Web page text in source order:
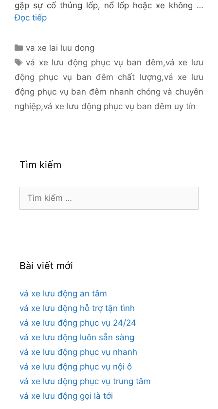
gặp sự cố thủng lốp, nổ lốp hoặc xe không …
Đọc tiếp
Danh
mục
va xe lai luu dong
Thẻ
vá xe lưu động phục vụ ban đêm,vá xe lưu
động phục vụ ban đêm chất lượng,vá xe lưu
động phục vụ ban đêm nhanh chóng và chuyên
nghiệp,vá xe lưu động phục vụ ban đêm uy tín
Tìm kiếm
Tìm
Bài viết mới
vá xe lưu động an tâm
vá xe lưu động hỗ trợ tận tình
vá xe lưu động phục vụ 24/24
vá xe lưu động luôn sẵn sàng
vá xe lưu động phục vụ nhanh
vá xe lưu động phục vụ nội ô
vá xe lưu động phục vụ trung tâm
vá xe lưu động gọi là tới